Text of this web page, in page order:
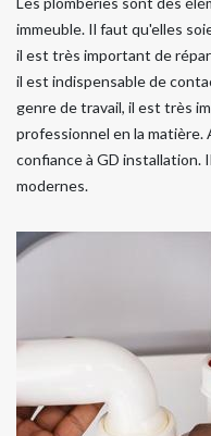
immeuble. Il faut qu'elles
il est très important de
il est indispensable de
genre de travail, il est très
professionnel en la matière.
confiance à GD installation.
modernes.